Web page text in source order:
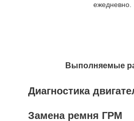
ежедневно.
Выполняемые
Диагностика
Замена ремня ГРМ